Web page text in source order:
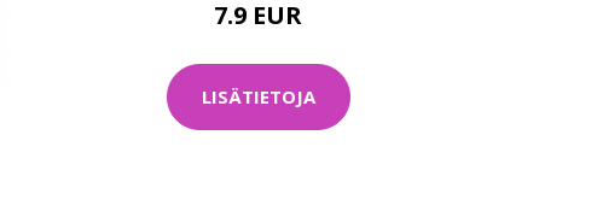
7.9 EUR
LISÄTIETOJA